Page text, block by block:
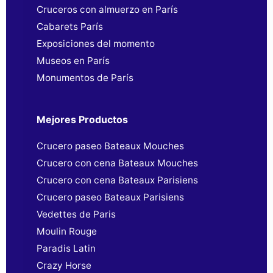
Cruceros con almuerzo en París
Cabarets París
Exposiciones del momento
Museos en París
Monumentos de París
Mejores Productos
Crucero paseo Bateaux Mouches
Crucero con cena Bateaux Mouches
Crucero con cena Bateaux Parisiens
Crucero paseo Bateaux Parisiens
Vedettes de Paris
Moulin Rouge
Paradis Latin
Crazy Horse